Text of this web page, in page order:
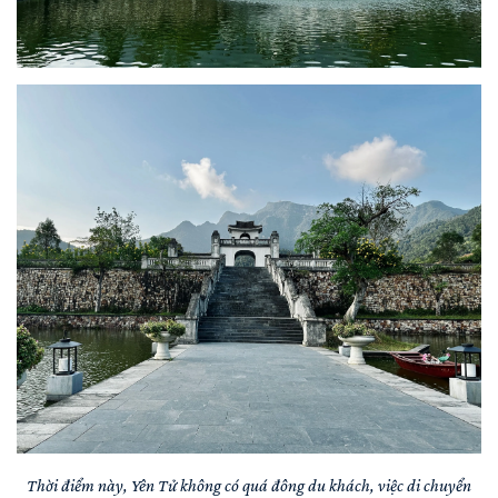
Thời điểm này, Yên Tử không có quá đông du khách, việc di chuyển